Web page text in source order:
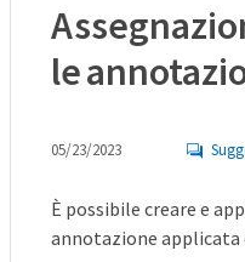
le
05/23/2023
È possibile creare e
annotazione